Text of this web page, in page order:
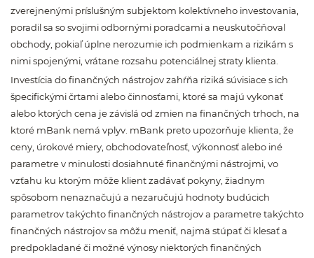
zverejnenými príslušným subjektom kolektívneho investovania,
poradil sa so svojimi odbornými poradcami a neuskutočňoval
obchody, pokiaľ úplne nerozumie ich podmienkam a rizikám s
nimi spojenými, vrátane rozsahu potenciálnej straty klienta.
Investícia do finančných nástrojov zahŕňa riziká súvisiace s ich
špecifickými črtami alebo činnosťami, ktoré sa majú vykonať
alebo ktorých cena je závislá od zmien na finančných trhoch, na
ktoré mBank nemá vplyv. mBank preto upozorňuje klienta, že
ceny, úrokové miery, obchodovateľnosť, výkonnosť alebo iné
parametre v minulosti dosiahnuté finančnými nástrojmi, vo
vzťahu ku ktorým môže klient zadávať pokyny, žiadnym
spôsobom nenaznačujú a nezaručujú hodnoty budúcich
parametrov takýchto finančných nástrojov a parametre takýchto
finančných nástrojov sa môžu meniť, najmä stúpať či klesať a
predpokladané či možné výnosy niektorých finančných